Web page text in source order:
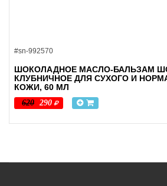
#sn-992570
ШОКОЛАДНОЕ МАСЛО-БАЛЬЗАМ
КЛУБНИЧНОЕ ДЛЯ СУХОГО И
КОЖИ, 60 МЛ
620 290